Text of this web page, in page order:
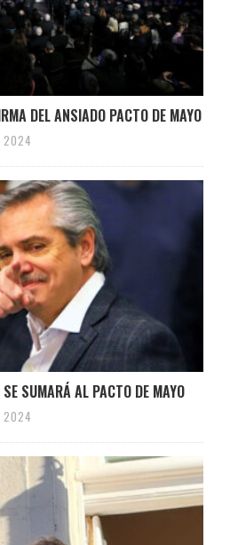
DEL ANSIADO PACTO DE MAYO
2024
SUMARÁ AL PACTO DE MAYO
2024